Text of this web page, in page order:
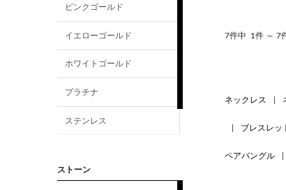
ピンクゴールド
イエローゴールド
ホワイトゴールド
プラチナ
ステンレス
ストーン
7件中 1件 ～ 7
ネックレス
ブレスレッ
ペアバングル